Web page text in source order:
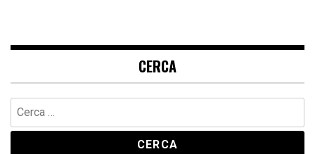
CERCA
Ricerca
per: